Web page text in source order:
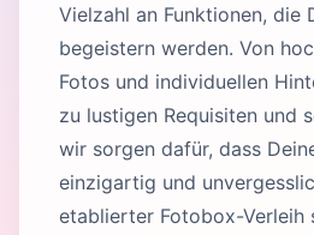
Vielzahl an Funktionen, die
begeistern werden. Von
Fotos und individuellen
zu lustigen Requisiten und
wir sorgen dafür, dass
einzigartig und
etablierter Fotobox-Verleih